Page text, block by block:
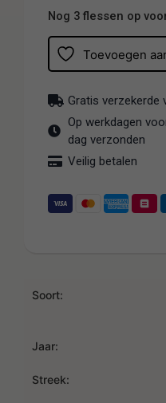
Nog 3 flessen op
Toevoegen
Gratis verzekerde
Op werkdagen
dag verzonden
Veilig betalen
Soort:
Jaar:
Streek: